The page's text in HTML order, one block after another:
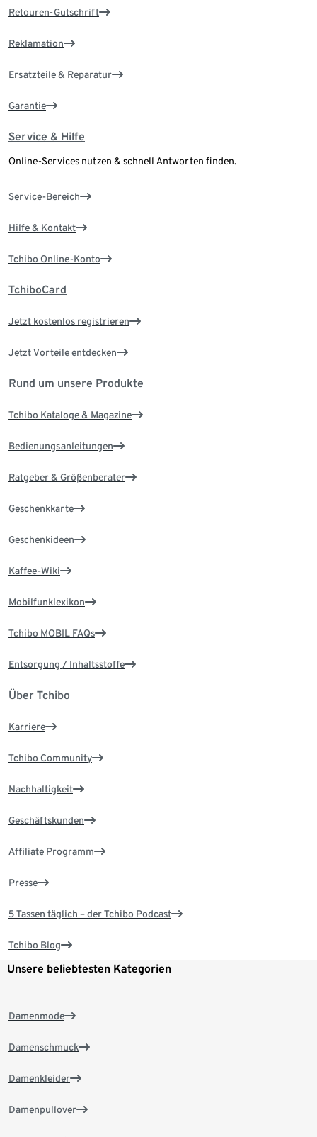
Retouren-Gutschrift
Reklamation
Ersatzteile & Reparatur
Garantie
Service & Hilfe
Online-Services nutzen & schnell Antworten finden.
Service-Bereich
Hilfe & Kontakt
Tchibo Online-Konto
TchiboCard
Jetzt kostenlos registrieren
Jetzt Vorteile entdecken
Rund um unsere Produkte
Tchibo Kataloge & Magazine
Bedienungsanleitungen
Ratgeber & Größenberater
Geschenkkarte
Geschenkideen
Kaffee-Wiki
Mobilfunklexikon
Tchibo MOBIL FAQs
Entsorgung / Inhaltsstoffe
Über Tchibo
Karriere
Tchibo Community
Nachhaltigkeit
Geschäftskunden
Affiliate Programm
Presse
5 Tassen täglich – der Tchibo Podcast
Tchibo Blog
Unsere beliebtesten Kategorien
Damenmode
Damenschmuck
Damenkleider
Damenpullover